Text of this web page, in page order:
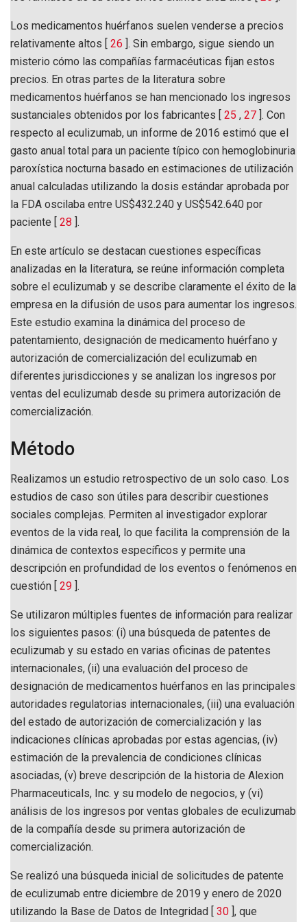
Los medicamentos huérfanos suelen venderse a precios
relativamente altos [ 26 ]. Sin embargo, sigue siendo un
misterio cómo las compañías farmacéuticas fijan estos
precios. En otras partes de la literatura sobre
medicamentos huérfanos se han mencionado los ingresos
sustanciales obtenidos por los fabricantes [ 25 , 27 ]. Con
respecto al eculizumab, un informe de 2016 estimó que el
gasto anual total para un paciente típico con hemoglobinuria
paroxística nocturna basado en estimaciones de utilización
anual calculadas utilizando la dosis estándar aprobada por
la FDA oscilaba entre US$432.240 y US$542.640 por
paciente [ 28 ].
En este artículo se destacan cuestiones específicas
analizadas en la literatura, se reúne información completa
sobre el eculizumab y se describe claramente el éxito de la
empresa en la difusión de usos para aumentar los ingresos.
Este estudio examina la dinámica del proceso de
patentamiento, designación de medicamento huérfano y
autorización de comercialización del eculizumab en
diferentes jurisdicciones y se analizan los ingresos por
ventas del eculizumab desde su primera autorización de
comercialización.
Método
Realizamos un estudio retrospectivo de un solo caso. Los
estudios de caso son útiles para describir cuestiones
sociales complejas. Permiten al investigador explorar
eventos de la vida real, lo que facilita la comprensión de la
dinámica de contextos específicos y permite una
descripción en profundidad de los eventos o fenómenos en
cuestión [ 29 ].
Se utilizaron múltiples fuentes de información para realizar
los siguientes pasos: (i) una búsqueda de patentes de
eculizumab y su estado en varias oficinas de patentes
internacionales, (ii) una evaluación del proceso de
designación de medicamentos huérfanos en las principales
autoridades regulatorias internacionales, (iii) una evaluación
del estado de autorización de comercialización y las
indicaciones clínicas aprobadas por estas agencias, (iv)
estimación de la prevalencia de condiciones clínicas
asociadas, (v) breve descripción de la historia de Alexion
Pharmaceuticals, Inc. y su modelo de negocios, y (vi)
análisis de los ingresos por ventas globales de eculizumab
de la compañía desde su primera autorización de
comercialización.
Se realizó una búsqueda inicial de solicitudes de patente
de eculizumab entre diciembre de 2019 y enero de 2020
utilizando la Base de Datos de Integridad [ 30 ], que